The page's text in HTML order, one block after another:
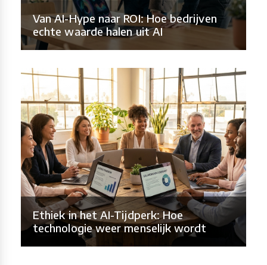
Van AI-Hype naar ROI: Hoe bedrijven
echte waarde halen uit AI
Ethiek in het AI-Tijdperk: Hoe
technologie weer menselijk wordt